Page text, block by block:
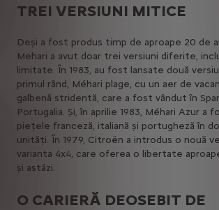
TREI VERSIUNI MITICE
Deși a fost produs timp de aproape 20 de
Mehari a avut doar trei versiuni diferite,
limitate. În 1983, au fost lansate două
primul rând, Méhari plage, cu un aer de
galbenă stridentă, care a fost vândut în
Portugalia. Și, în aprilie 1983, Méhari Azur a
piețele franceză, italiană și portugheză în
unități. În 1979, Citroën a introdus o nouă
varianta 4x4, care oferea o libertate
și astăzi.
O CARIERĂ DEOSEBIT DE